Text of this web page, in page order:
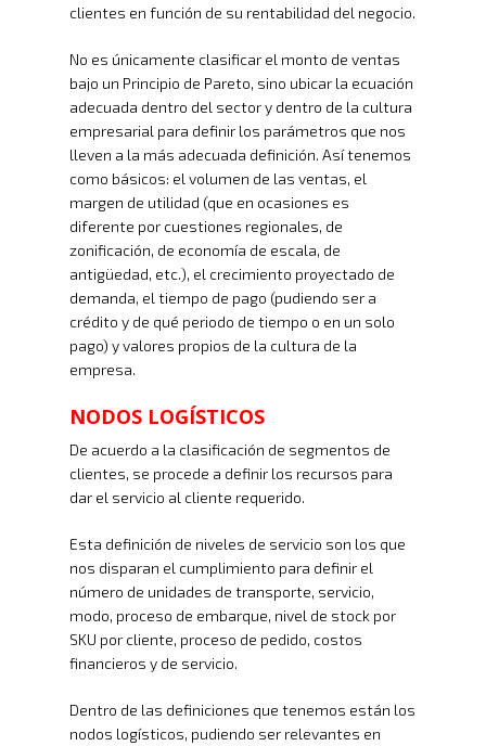
clientes en función de su rentabilidad del negocio.
No es únicamente clasificar el monto de ventas
bajo un Principio de Pareto, sino ubicar la ecuación
adecuada dentro del sector y dentro de la cultura
empresarial para definir los parámetros que nos
lleven a la más adecuada definición. Así tenemos
como básicos: el volumen de las ventas, el
margen de utilidad (que en ocasiones es
diferente por cuestiones regionales, de
zonificación, de economía de escala, de
antigüedad, etc.), el crecimiento proyectado de
demanda, el tiempo de pago (pudiendo ser a
crédito y de qué periodo de tiempo o en un solo
pago) y valores propios de la cultura de la
empresa.
NODOS LOGÍSTICOS
De acuerdo a la clasificación de segmentos de
clientes, se procede a definir los recursos para
dar el servicio al cliente requerido.
Esta definición de niveles de servicio son los que
nos disparan el cumplimiento para definir el
número de unidades de transporte, servicio,
modo, proceso de embarque, nivel de stock por
SKU por cliente, proceso de pedido, costos
financieros y de servicio.
Dentro de las definiciones que tenemos están los
nodos logísticos, pudiendo ser relevantes en